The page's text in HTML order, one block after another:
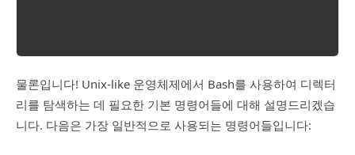
물론입니다! Unix-like 운영체제에서 Bash를 사용하여 디렉터
리를 탐색하는 데 필요한 기본 명령어들에 대해 설명드리겠습
니다. 다음은 가장 일반적으로 사용되는 명령어들입니다: